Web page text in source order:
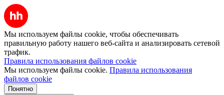
Мы используем файлы cookie, чтобы обеспечивать
правильную работу нашего веб-сайта и анализировать сетевой
трафик.
Правила использования файлов cookie
Мы используем файлы cookie. Правила использования
файлов cookie
Понятно